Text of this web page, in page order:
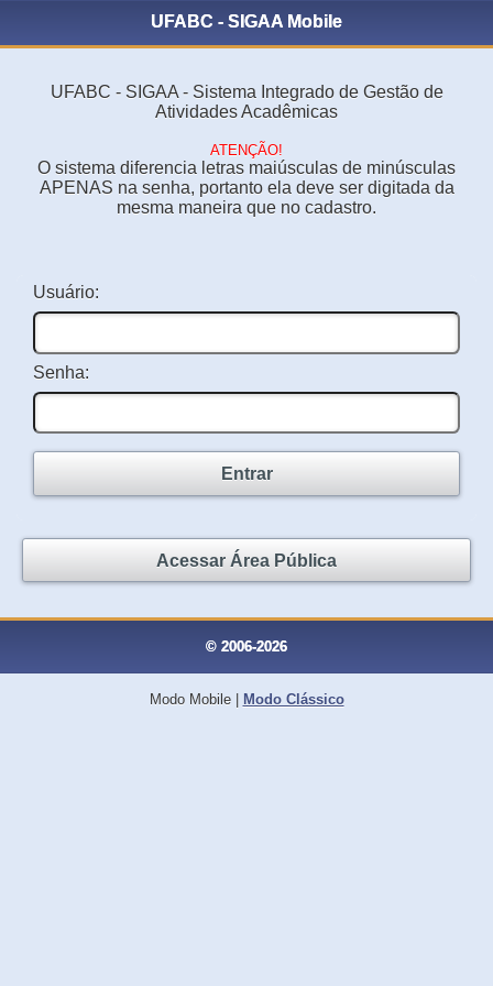
UFABC - SIGAA Mobile
UFABC - SIGAA - Sistema Integrado de Gestão de
Atividades Acadêmicas
ATENÇÃO!
O sistema diferencia letras maiúsculas de minúsculas
APENAS na senha, portanto ela deve ser digitada da
mesma maneira que no cadastro.
Usuário:
Senha:
Entrar
Acessar Área Pública
© 2006-2026
Modo Mobile| Modo Clássico